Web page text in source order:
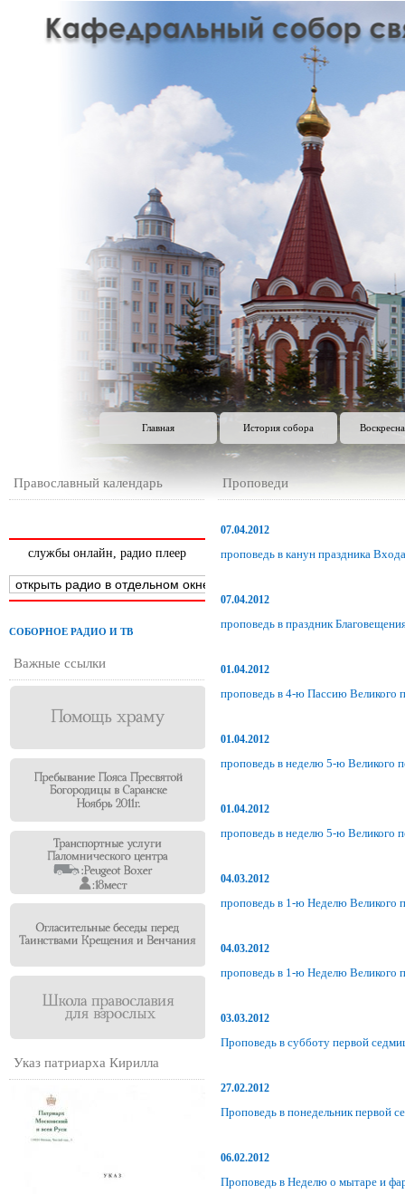
Главная История собора
Православный календарь
службы онлайн, радио плеер
СОБОРНОЕ РАДИО И ТВ
Важные ссылки
Указ патриарха Кирилла
Проповеди
07.04.2012
проповедь в канун праздника
07.04.2012
проповедь в праздник
01.04.2012
проповедь в 4-ю Пассию Великого
01.04.2012
проповедь в неделю 5-ю Великого
01.04.2012
проповедь в неделю 5-ю Великого
04.03.2012
проповедь в 1-ю Неделю Великого
04.03.2012
проповедь в 1-ю Неделю Великого
03.03.2012
Проповедь в субботу первой
27.02.2012
Проповедь в понедельник первой
06.02.2012
Проповедь в Неделю о мытаре и